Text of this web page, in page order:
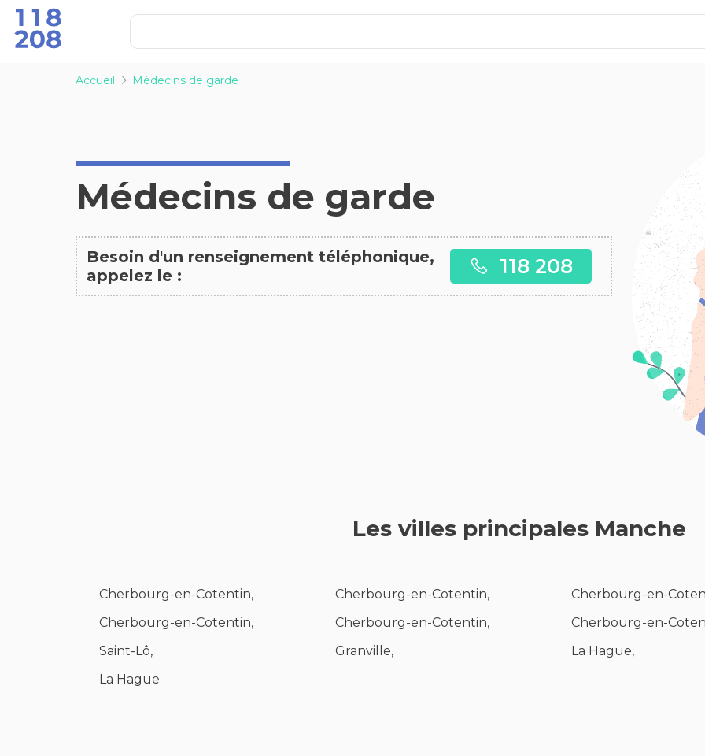
Accueil Médecins de garde
Médecins de garde
Besoin d'un renseignement téléphonique,
appelez le :
118 208
Les villes principales Manche
Cherbourg-en-Cotentin, Cherbourg-en-Cotentin,
Cherbourg-en-
Cherbourg-en-Cotentin,
Cherbourg-en-Cotentin,
Cherbourg-en-
Saint-Lô,
Granville,
La Hague,
La Hague